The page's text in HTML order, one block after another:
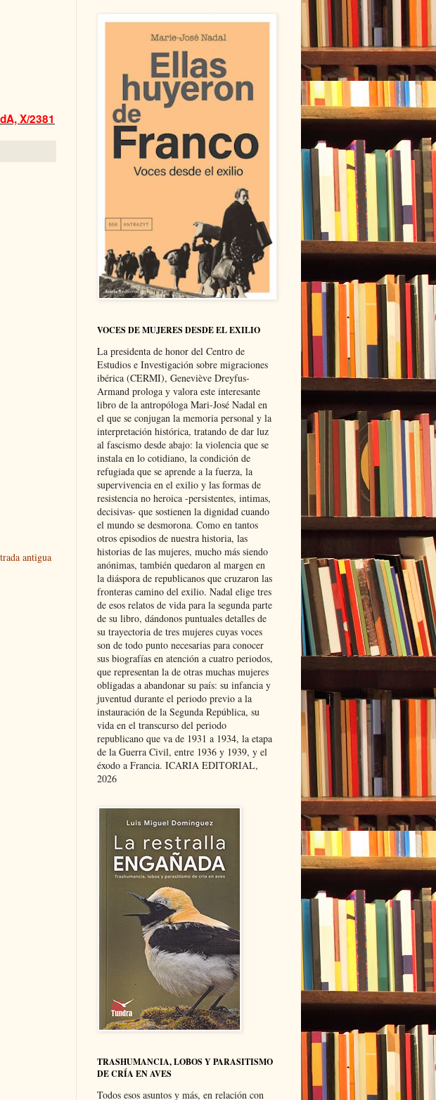
X/2381
antigua
VOCES DE MUJERES DESDE EL EXILIO
La presidenta de honor del Centro de
Estudios e Investigación sobre migraciones
ibérica (CERMI), Geneviève Dreyfus-
Armand prologa y valora este interesante
libro de la antropóloga Mari-José Nadal en
el que se conjugan la memoria personal y la
interpretación histórica, tratando de dar luz
al fascismo desde abajo: la violencia que se
instala en lo cotidiano, la condición de
refugiada que se aprende a la fuerza, la
supervivencia en el exilio y las formas de
resistencia no heroica -persistentes, intimas,
decisivas- que sostienen la dignidad cuando
el mundo se desmorona. Como en tantos
otros episodios de nuestra historia, las
historias de las mujeres, mucho más siendo
anónimas, también quedaron al margen en
la diáspora de republicanos que cruzaron las
fronteras camino del exilio. Nadal elige tres
de esos relatos de vida para la segunda parte
de su libro, dándonos puntuales detalles de
su trayectoria de tres mujeres cuyas voces
son de todo punto necesarias para conocer
sus biografías en atención a cuatro periodos,
que representan la de otras muchas mujeres
obligadas a abandonar su país: su infancia y
juventud durante el periodo previo a la
instauración de la Segunda República, su
vida en el transcurso del periodo
republicano que va de 1931 a 1934, la etapa
de la Guerra Civil, entre 1936 y 1939, y el
éxodo a Francia. ICARIA EDITORIAL,
2026
TRASHUMANCIA, LOBOS Y PARASITISMO
DE CRÍA EN AVES
Todos esos asuntos y más, en relación con